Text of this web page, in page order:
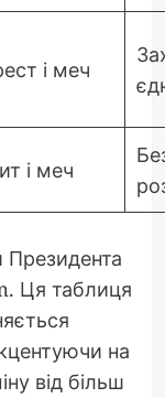
і меч
і меч
Президента
Ця таблиця
на
від більш